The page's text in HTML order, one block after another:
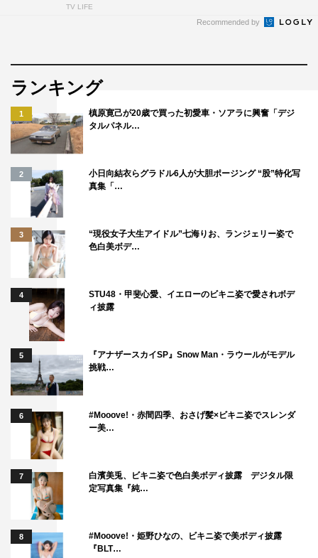
Kis-My-Ft2
ハラミちゃん
宮田俊哉
斉藤慎二 村上健志 梅沢富美男
浜田雅功
TV LIFE
Recommended by
ランキング
1
槙原寛己が20歳で買った初愛車・ソアラに興奮「デジ
タルパネル…
2
小日向結衣らグラドル6人が大胆ポージング “股”特化写
真集「…
3
“現役女子大生アイドル”七海りお、ランジェリー姿で
色白美ボデ…
4
STU48・甲斐心愛、イエローのビキニ姿で愛されボデ
ィ披露
5
『アナザースカイSP』Snow Man・ラウールがモデル
挑戦…
6
#Mooove!・赤間四季、おさげ髪×ビキニ姿でスレンダ
ー美…
7
白濱美兎、ビキニ姿で色白美ボディ披露 デジタル限
定写真集『純…
8
#Mooove!・姫野ひなの、ビキニ姿で美ボディ披露
『BLT…